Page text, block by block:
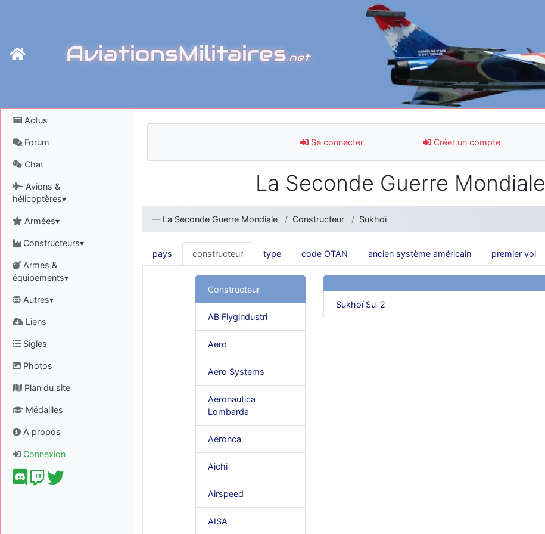
AviationsMilitaires.net
Actus
Forum
Chat
Avions &
hélicoptères▾
Armées▾
Constructeurs▾
Armes &
équipements▾
Autres▾
Liens
Sigles
Photos
Plan du site
Médailles
À propos
Connexion
Se connecter Créer un compte
La Seconde Guerre Mondiale
— La Seconde Guerre Mondiale Constructeur Sukhoï
pays constructeur type code OTAN ancien système américain premier vol
Constructeur
AB Flygindustri
Aero
Aero Systems
Aeronautica
Lombarda
Aeronca
Aichi
Airspeed
AISA
Sukhoï Su-2